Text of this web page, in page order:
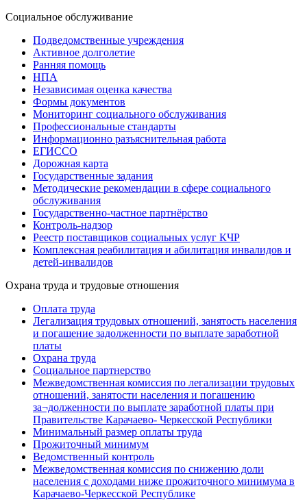
Социальное обслуживание
Подведомственные учреждения
Активное долголетие
Ранняя помощь
НПА
Независимая оценка качества
Формы документов
Мониторинг социального обслуживания
Профессиональные стандарты
Информационно разъяснительная работа
ЕГИССО
Дорожная карта
Государственные задания
Методические рекомендации в сфере социального
обслуживания
Государственно-частное партнёрство
Контроль-надзор
Реестр поставщиков социальных услуг КЧР
Комплексная реабилитация и абилитация инвалидов и
детей-инвалидов
Охрана труда и трудовые отношения
Оплата труда
Легализация трудовых отношений, занятость населения
и погашение задолженности по выплате заработной
платы
Охрана труда
Социальное партнерство
Межведомственная комиссия по легализации трудовых
отношений, занятости населения и погашению
за¬долженности по выплате заработной платы при
Правительстве Карачаево- Черкесской Республики
Минимальный размер оплаты труда
Прожиточный минимум
Ведомственный контроль
Межведомственная комиссия по снижению доли
населения с доходами ниже прожиточного минимума в
Карачаево-Черкесской Республике